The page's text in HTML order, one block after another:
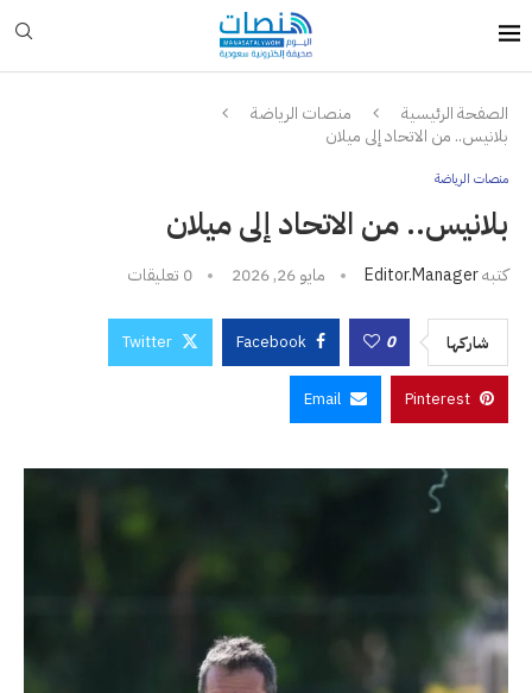
الصفحة الرئيسية
منصات الرياضة
بلانيس.. من الاتحاد إلى ميلان
منصات الرياضة
بلانيس.. من الاتحاد إلى ميلان
كتبهEditor.manager مايو 26, 2026 0 تعليقات
شاركها 0
Facebook
Twitter
Pinterest
Email